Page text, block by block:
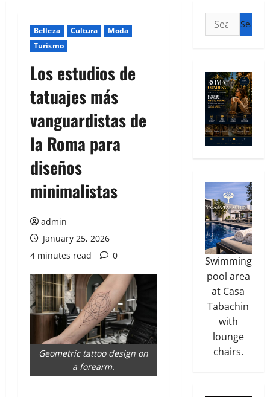
Belleza Cultura
Moda
Turismo
Los estudios de
tatuajes más
vanguardistas de
la Roma para
diseños
minimalistas
admin
January 25, 2026
4 minutes read
0
Geometric tattoo design on
a forearm.
Swimming
pool area
at Casa
Tabachin
with
lounge
chairs.